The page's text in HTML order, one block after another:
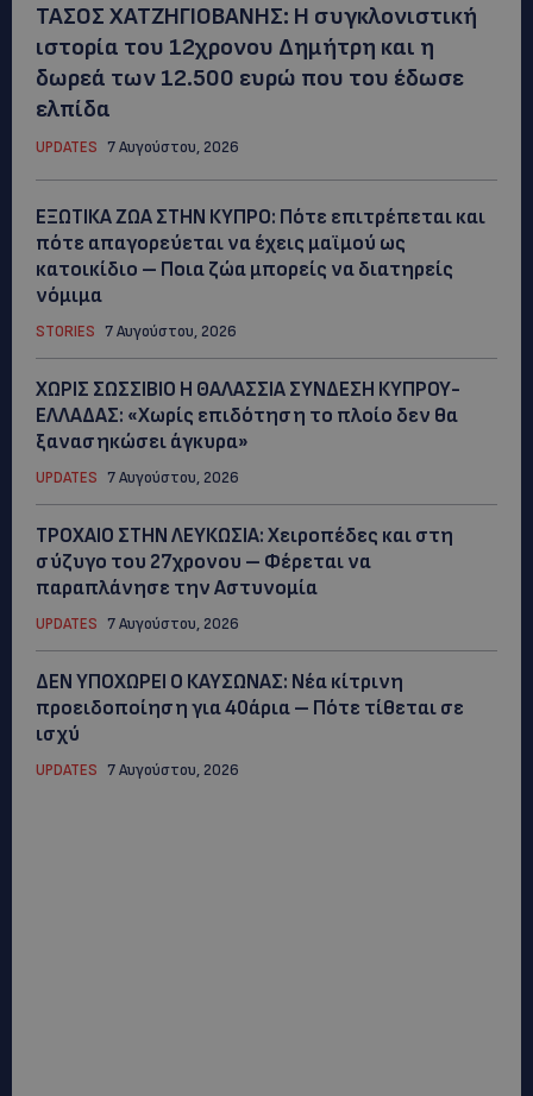
ΤΑΣΟΣ ΧΑΤΖΗΓΙΟΒΑΝΗΣ: Η συγκλονιστική
ιστορία του 12χρονου Δημήτρη και η
δωρεά των 12.500 ευρώ που του έδωσε
ελπίδα
UPDATES 7 Αυγούστου, 2026
ΕΞΩΤΙΚΑ ΖΩΑ ΣΤΗΝ ΚΥΠΡΟ: Πότε επιτρέπεται και
πότε απαγορεύεται να έχεις μαϊμού ως
κατοικίδιο – Ποια ζώα μπορείς να διατηρείς
νόμιμα
STORIES 7 Αυγούστου, 2026
ΧΩΡΙΣ ΣΩΣΣΙΒΙΟ Η ΘΑΛΑΣΣΙΑ ΣΥΝΔΕΣΗ ΚΥΠΡΟΥ-
ΕΛΛΑΔΑΣ: «Χωρίς επιδότηση το πλοίο δεν θα
ξανασηκώσει άγκυρα»
UPDATES 7 Αυγούστου, 2026
ΤΡΟΧΑΙΟ ΣΤΗΝ ΛΕΥΚΩΣΙΑ: Χειροπέδες και στη
σύζυγο του 27χρονου – Φέρεται να
παραπλάνησε την Αστυνομία
UPDATES 7 Αυγούστου, 2026
ΔΕΝ ΥΠΟΧΩΡΕΙ Ο ΚΑΥΣΩΝΑΣ: Νέα κίτρινη
προειδοποίηση για 40άρια – Πότε τίθεται σε
ισχύ
UPDATES 7 Αυγούστου, 2026